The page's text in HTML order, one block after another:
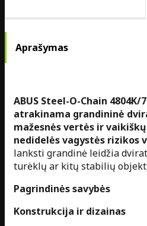
Aprašymas
ABUS Steel-O-Chain
atrakinama grandininė
mažesnės vertės ir
nedidelės vagystės rizikos
lanksti grandinė leidžia
turėklų ar kitų stabilių
Pagrindinės savybės
Konstrukcija ir dizainas